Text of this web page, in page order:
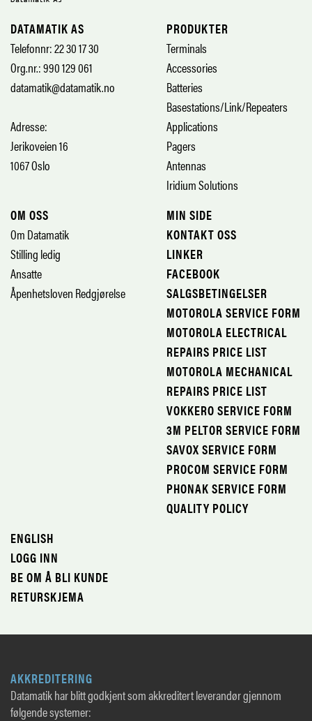
DATAMATIK AS
Telefonnr: 22 30 17 30
Org.nr.: 990 129 061
datamatik@datamatik.no
Adresse:
Jerikoveien 16
1067 Oslo
PRODUKTER
Terminals
Accessories
Batteries
Basestations/Link/Repeaters
Applications
Pagers
Antennas
Iridium Solutions
OM OSS
Om Datamatik
Stilling ledig
Ansatte
Åpenhetsloven Redgjørelse
MIN SIDE
KONTAKT OSS
LINKER
FACEBOOK
SALGSBETINGELSER
MOTOROLA SERVICE FORM
MOTOROLA ELECTRICAL
REPAIRS PRICE LIST
MOTOROLA MECHANICAL
REPAIRS PRICE LIST
VOKKERO SERVICE FORM
3M PELTOR SERVICE FORM
SAVOX SERVICE FORM
PROCOM SERVICE FORM
PHONAK SERVICE FORM
QUALITY POLICY
ENGLISH
LOGG INN
BE OM Å BLI KUNDE
RETURSKJEMA
AKKREDITERING
Datamatik har blitt godkjent som akkreditert leverandør gjennom
følgende systemer: